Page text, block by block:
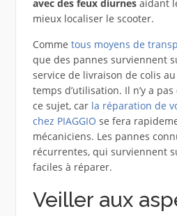
avec des feux diurnesaidant
mieux localiser le scooter.
Comme tous moyens de
que des pannes surviennent
service de livraison de colis
temps d’utilisation. Il n’y a
ce sujet, car la réparation de
chez PIAGGIO se fera
mécaniciens. Les pannes
récurrentes, qui surviennent
faciles à réparer.
Veiller aux